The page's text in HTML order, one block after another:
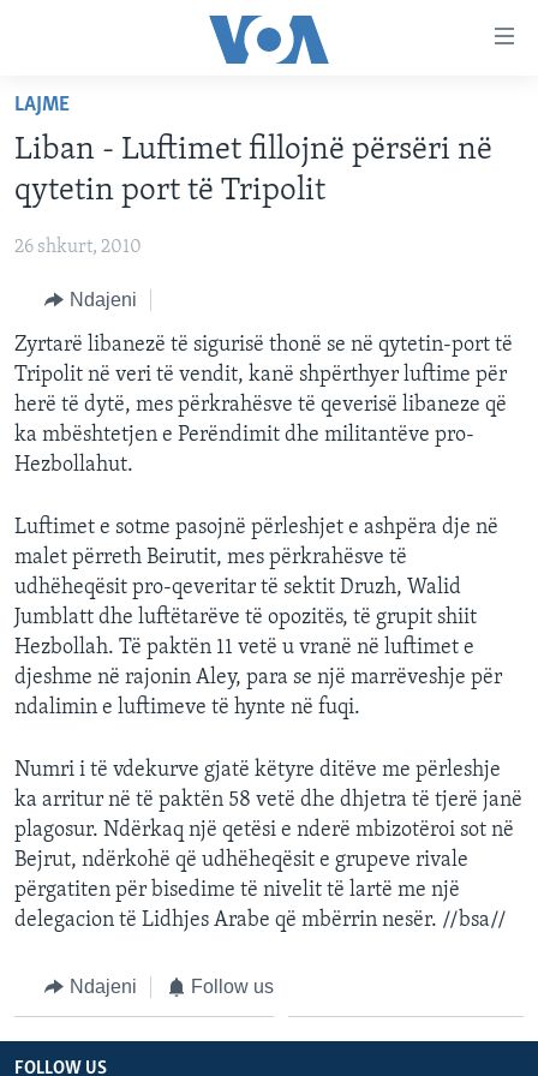
faqen
kryesore
tek
faqja
kërkimi
FAQJA KRYESORE
BALLKANI
EVROPA
BOTA
MJEDISI
KULTURË
SHKENCË DHE TEKNOLOGJI
SHËNDETËSI
INTERVISTA
DITARI
DITARI
FOLLOW US
Gjuhët
LAJME
Liban - Luftimet fillojnë përsëri në
qytetin port të Tripolit
26 shkurt, 2010
Ndajeni
Zyrtarë libanezë të sigurisë thonë se në qytetin-port të
Tripolit në veri të vendit, kanë shpërthyer luftime për
herë të dytë, mes përkrahësve të qeverisë libaneze që
ka mbështetjen e Perëndimit dhe militantëve pro-
Hezbollahut.
Luftimet e sotme pasojnë përleshjet e ashpëra dje në
malet përreth Beirutit, mes përkrahësve të
udhëheqësit pro-qeveritar të sektit Druzh, Walid
Jumblatt dhe luftëtarëve të opozitës, të grupit shiit
Hezbollah. Të paktën 11 vetë u vranë në luftimet e
djeshme në rajonin Aley, para se një marrëveshje për
ndalimin e luftimeve të hynte në fuqi.
Numri i të vdekurve gjatë këtyre ditëve me përleshje
ka arritur në të paktën 58 vetë dhe dhjetra të tjerë janë
plagosur. Ndërkaq një qetësi e nderë mbizotëroi sot në
Bejrut, ndërkohë që udhëheqësit e grupeve rivale
përgatiten për bisedime të nivelit të lartë me një
delegacion të Lidhjes Arabe që mbërrin nesër. //bsa//
Ndajeni Follow us
FOLLOW US